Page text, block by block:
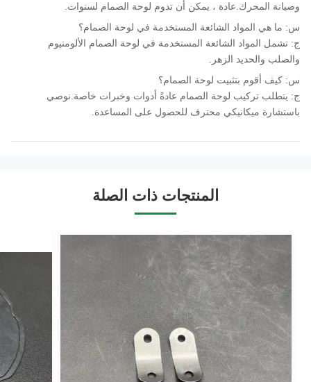
وصيانة المحرك.عادة ، يمكن أن تدوم لوحة الصمام لسنوات.
س: ما هي المواد الشائعة المستخدمة في لوحة الصمام؟
ج: تشمل المواد الشائعة المستخدمة في لوحة الصمام الألومنيوم
والصلب والحديد الزهر.
س: كيف أقوم بتثبيت لوحة الصمام؟
ج: يتطلب تركيب لوحة الصمام عادةً أدوات وخبرات خاصة.نوصي
باستشارة ميكانيكي محترف للحصول على المساعدة.
المنتجات ذات الصلة